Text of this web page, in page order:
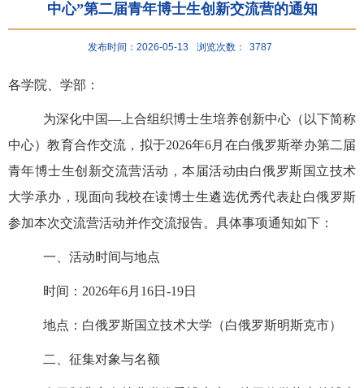
中心”第二届青年博士生创新交流营的通知
发布时间：2026-05-13 浏览次数： 3787
各学院、学部：
为深化中国—上合组织博士生培养创新中心（以下简称
中心）教育合作交流，拟于2026年6月在白俄罗斯举办第二届
青年博士生创新交流营活动，本届活动由白俄罗斯国立技术
大学承办，现面向我校在读博士生遴选优秀代表赴白俄罗斯
参加本次交流营活动并作交流报告。具体事项通知如下：
一、活动时间与地点
时间： 2026年6月 16日 -19日
地点：白俄罗斯国立技术大学（白俄罗斯明斯克市）
二、征集对象与名额